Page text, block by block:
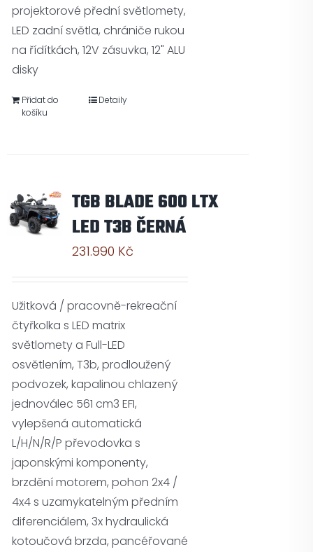
projektorové přední světlomety,
LED zadní světla, chrániče rukou
na řídítkách, 12V zásuvka, 12" ALU
disky
Přidat do
košíku
Detaily
TGB BLADE 600 LTX
LED T3B ČERNÁ
231.990 Kč
Užitková / pracovně-rekreační
čtyřkolka s LED matrix
světlomety a Full-LED
osvětlením, T3b, prodloužený
podvozek, kapalinou chlazený
jednoválec 561 cm3 EFI,
vylepšená automatická
L/H/N/R/P převodovka s
japonskými komponenty,
brzdění motorem, pohon 2x4 /
4x4 s uzamykatelným předním
diferenciálem, 3x hydraulická
kotoučová brzda, pancéřované